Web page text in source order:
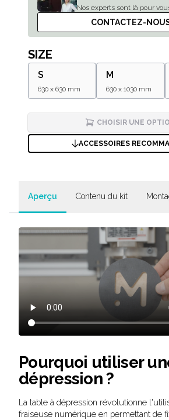
Nos experts sont là pour
CONTACTEZ-
SIZE
S
630 x 630 mm
M
630 x 1030 mm
CHOISIR UNE
ACCESSOIRES
Aperçu Contenu du kit
Pourquoi utiliser
dépression ?
La table à dépression révolutionne
fraiseuse numérique en permettant de